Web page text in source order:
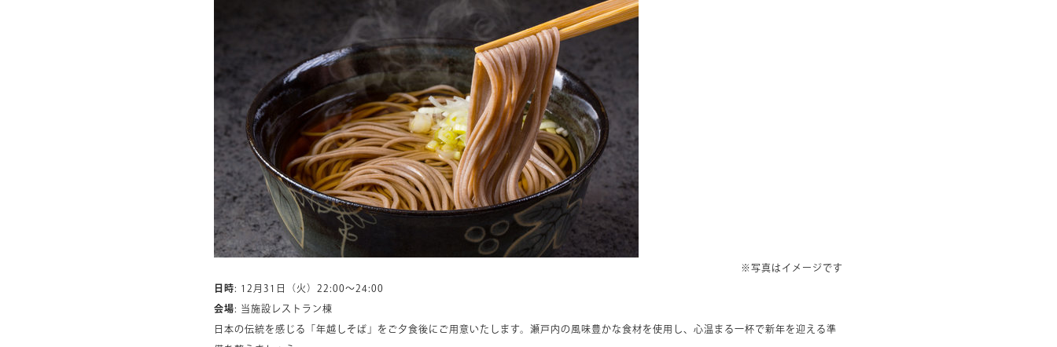
※写真はイメージです
日時: 12月31日（火）22:00～24:00
会場: 当施設レストラン棟
日本の伝統を感じる「年越しそば」をご夕食後にご用意いたします。瀬戸内の風味豊かな食材を使用し、心温まる一杯で新年を迎える準